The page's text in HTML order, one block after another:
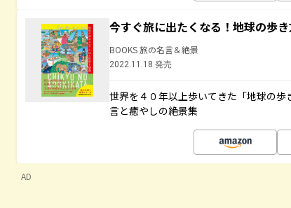
今すぐ旅に出たくなる！地球の歩
BOOKS 旅の名言＆絶景
2022.11.18 発売
世界を４０年以上歩いてきた「地球の
言と癒やしの絶景集
AD